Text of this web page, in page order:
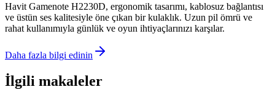
Havit Gamenote H2230D, ergonomik tasarımı, kablosuz bağlantısı
ve üstün ses kalitesiyle öne çıkan bir kulaklık. Uzun pil ömrü ve
rahat kullanımıyla günlük ve oyun ihtiyaçlarınızı karşılar.
Daha fazla bilgi edinin
İlgili makaleler